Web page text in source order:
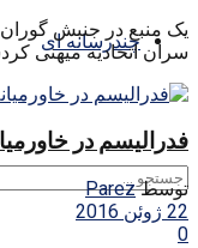
چندرسانه ای
یک منبع در جنبش گوران
سران اتحادیه میهنی
فدرالیسم در
توسط Parez
22 ژوئن 2016
0